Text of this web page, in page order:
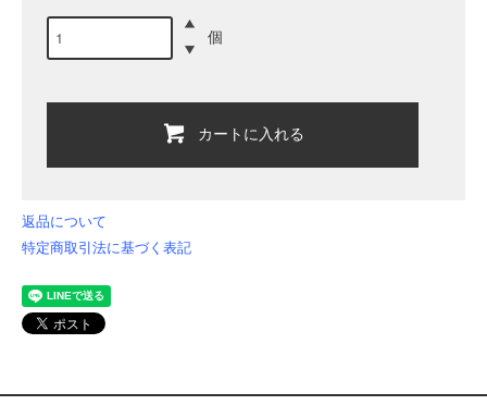
個
カートに入れる
返品について
特定商取引法に基づく表記